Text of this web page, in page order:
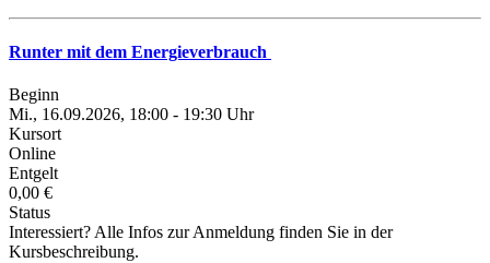
Runter mit dem Energieverbrauch
Beginn
Mi., 16.09.2026, 18:00 - 19:30 Uhr
Kursort
Online
Entgelt
0,00 €
Status
Interessiert? Alle Infos zur Anmeldung finden Sie in der
Kursbeschreibung.